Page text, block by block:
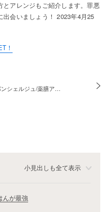
アレンジもご紹介します。罪悪
会いましょう！ 2023年4月25
！
シェルジュ/薬膳ア…
小見出しも全て表示
んが最強